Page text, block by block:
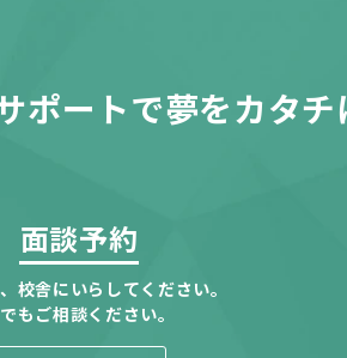
ポートで夢をカタチ
面談予約
校舎にいらしてください。
もご相談ください。